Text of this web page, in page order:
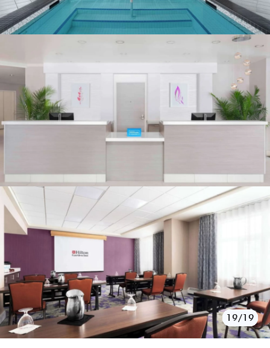
1/19
2/19
3/19
4/19
5/19
6/19
7/19
8/19
9/19
10/19
11/19
12/19
13/19
14/19
15/19
16/19
17/19
18/19
19/19